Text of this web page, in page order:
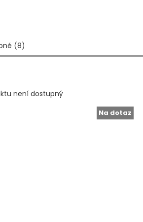
dílny
struny, podložky
(8)
není dostupný
Na dotaz